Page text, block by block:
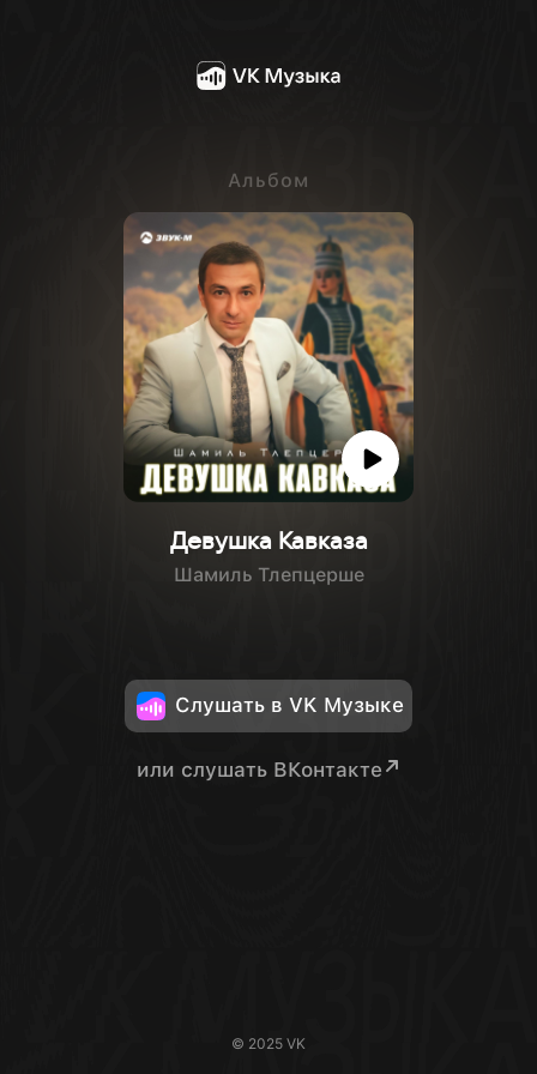
Альбом
Девушка Кавказа
Шамиль Тлепцерше
Слушать в VK Музыке
или слушать ВКонтакте
© 2025 VK